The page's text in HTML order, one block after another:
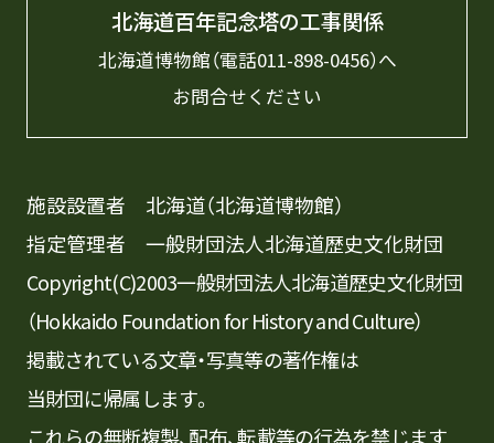
北海道百年記念塔の工事関係
北海道博物館（電話011-898-0456）へ
お問合せください
施設設置者 北海道（北海道博物館）
指定管理者 一般財団法人北海道歴史文化財団
Copyright(C)2003一般財団法人北海道歴史文化財団
（Hokkaido Foundation for History and Culture）
掲載されている文章・写真等の著作権は
当財団に帰属します。
これらの無断複製、配布、転載等の行為を禁じます